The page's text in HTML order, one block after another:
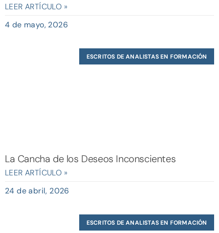
LEER ARTÍCULO »
4 de mayo, 2026
ESCRITOS DE ANALISTAS EN FORMACIÓN
La Cancha de los Deseos Inconscientes
LEER ARTÍCULO »
24 de abril, 2026
ESCRITOS DE ANALISTAS EN FORMACIÓN